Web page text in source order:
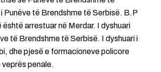
Punëve të Brendshme të Serbisë. B.P
arrestuar në Merdar. I dyshuari
të Brendshme të Serbisë. I dyshuari i
dhe pjesë e formacioneve policore
penale.